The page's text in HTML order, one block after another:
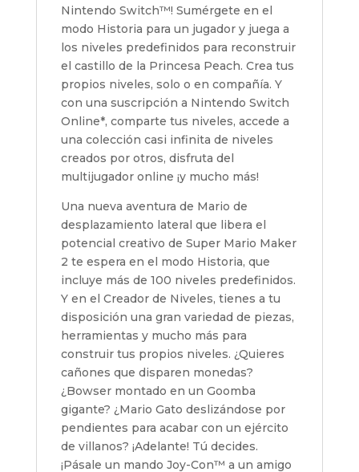
Nintendo Switch™! Sumérgete en el
modo Historia para un jugador y juega a
los niveles predefinidos para reconstruir
el castillo de la Princesa Peach. Crea tus
propios niveles, solo o en compañía. Y
con una suscripción a Nintendo Switch
Online*, comparte tus niveles, accede a
una colección casi infinita de niveles
creados por otros, disfruta del
multijugador online ¡y mucho más!
Una nueva aventura de Mario de
desplazamiento lateral que libera el
potencial creativo de Super Mario Maker
2 te espera en el modo Historia, que
incluye más de 100 niveles predefinidos.
Y en el Creador de Niveles, tienes a tu
disposición una gran variedad de piezas,
herramientas y mucho más para
construir tus propios niveles. ¿Quieres
cañones que disparen monedas?
¿Bowser montado en un Goomba
gigante? ¿Mario Gato deslizándose por
pendientes para acabar con un ejército
de villanos? ¡Adelante! Tú decides.
¡Pásale un mando Joy-Con™ a un amigo